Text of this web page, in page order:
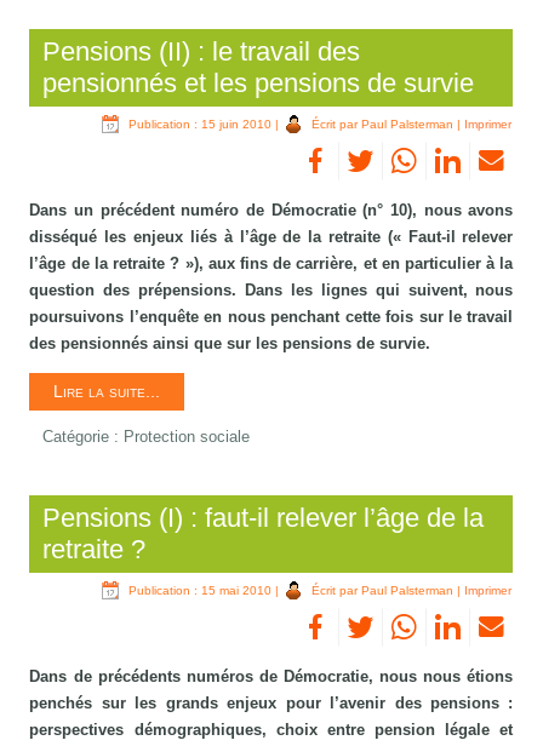
Pensions (II) : le travail des
pensionnés et les pensions de survie
Publication : 15 juin 2010 | Écrit par Paul Palsterman | Imprimer
Dans un précédent numéro de Démocratie (n° 10), nous avons
disséqué les enjeux liés à l’âge de la retraite (« Faut-il relever
l’âge de la retraite ? »), aux fins de carrière, et en particulier à la
question des prépensions. Dans les lignes qui suivent, nous
poursuivons l’enquête en nous penchant cette fois sur le travail
des pensionnés ainsi que sur les pensions de survie.
Lire la suite...
Catégorie : Protection sociale
Pensions (I) : faut-il relever l’âge de la
retraite ?
Publication : 15 mai 2010 | Écrit par Paul Palsterman | Imprimer
Dans de précédents numéros de Démocratie, nous nous étions
penchés sur les grands enjeux pour l’avenir des pensions :
perspectives démographiques, choix entre pension légale et